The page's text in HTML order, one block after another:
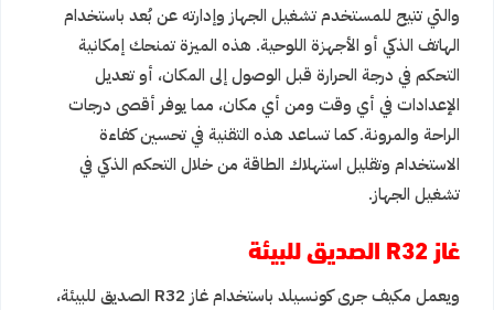
والتي تتيح للمستخدم تشغيل الجهاز وإدارته عن بُعد باستخدام
الهاتف الذكي أو الأجهزة اللوحية. هذه الميزة تمنحك إمكانية
التحكم في درجة الحرارة قبل الوصول إلى المكان، أو تعديل
الإعدادات في أي وقت ومن أي مكان، مما يوفر أقصى درجات
الراحة والمرونة. كما تساعد هذه التقنية في تحسين كفاءة
الاستخدام وتقليل استهلاك الطاقة من خلال التحكم الذكي في
تشغيل الجهاز.
غاز R32 الصديق للبيئة
ويعمل مكيف جرى كونسيلد باستخدام غاز R32 الصديق للبيئة،